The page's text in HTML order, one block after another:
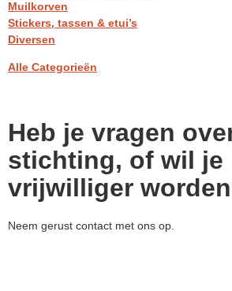
Muilkorven
Stickers, tassen & etui’s
Diversen
Alle Categorieën
Heb je vragen
stichting, of wil je
vrijwilliger
Neem gerust contact met ons op.